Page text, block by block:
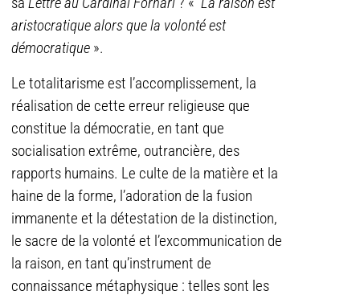
aristocratique alors que la volonté est
démocratique ».
Le totalitarisme est l’accomplissement, la
réalisation de cette erreur religieuse que
constitue la démocratie, en tant que
socialisation extrême, outrancière, des
rapports humains. Le culte de la matière et la
haine de la forme, l’adoration de la fusion
immanente et la détestation de la distinction,
le sacre de la volonté et l’excommunication de
la raison, en tant qu’instrument de
connaissance métaphysique : telles sont les